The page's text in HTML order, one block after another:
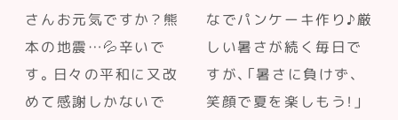
さんお元気ですか？熊
本の地震…💦辛いで
す。日々の平和に又改
めて感謝しかないで
なでパンケーキ作り♪厳
しい暑さが続く毎日で
すが、「暑さに負けず、
笑顔で夏を楽しもう！」